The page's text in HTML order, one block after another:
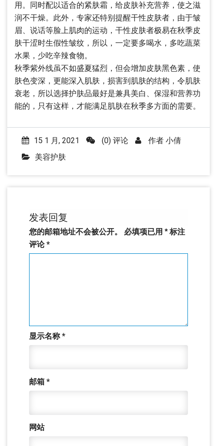
用。同时配以适合的紧肤霜，给皮肤补充营养，使之滋
润不干燥。此外，专家还特别提醒干性皮肤者，由于皱
眉、说话等脸上肌肉的运动，干性皮肤者极易在秋季皮
肤干涩时生假性皱纹，所以，一定要多喝水，多吃蔬菜
水果，少吃辛辣食物。
秋季紫外线虽不如盛夏猛烈，但会增加皮肤黑色素，使
肤色变深，更能深入肌肤，损害到肌肤的结构，令肌肤
衰老，所以选择护肤品最好是兼具美白、保湿和营养功
能的，只有这样，才能满足肌肤在秋季多方面的需要。
15 1 月, 2021 (0) 评论 作者 小倩
美容护肤
发表回复
您的邮箱地址不会被公开。 必填项已用 * 标注
评论*
显示名称*
邮箱 *
网站